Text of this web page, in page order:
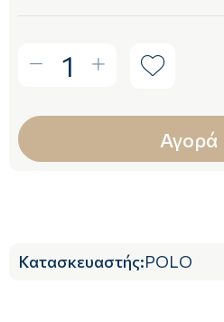
1
Αγορά
Κατασκευαστής:POLO